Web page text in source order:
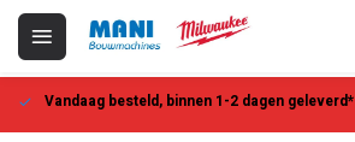
Vandaag besteld, binnen 1-2 dagen geleverd*